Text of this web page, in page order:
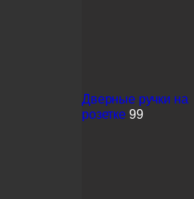
Дверные ручки на
розетке 99